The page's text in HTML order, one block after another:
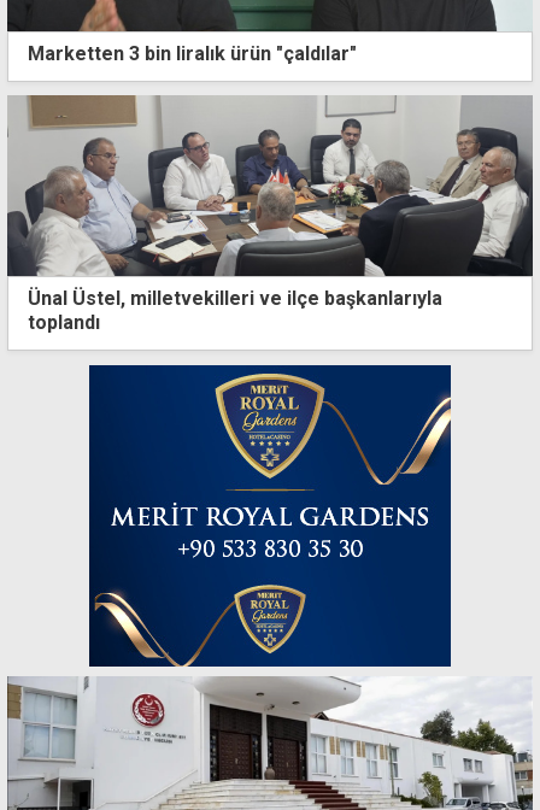
Marketten 3 bin liralık ürün "çaldılar"
Ünal Üstel, milletvekilleri ve ilçe başkanlarıyla
toplandı